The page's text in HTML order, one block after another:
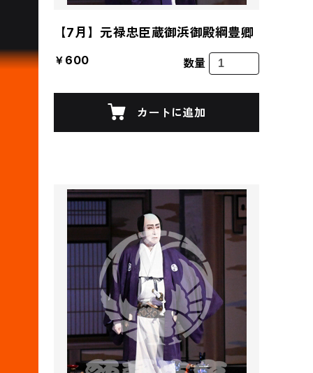
【7月】元禄忠臣蔵御浜御殿綱豊卿
￥600 数量
カートに追加